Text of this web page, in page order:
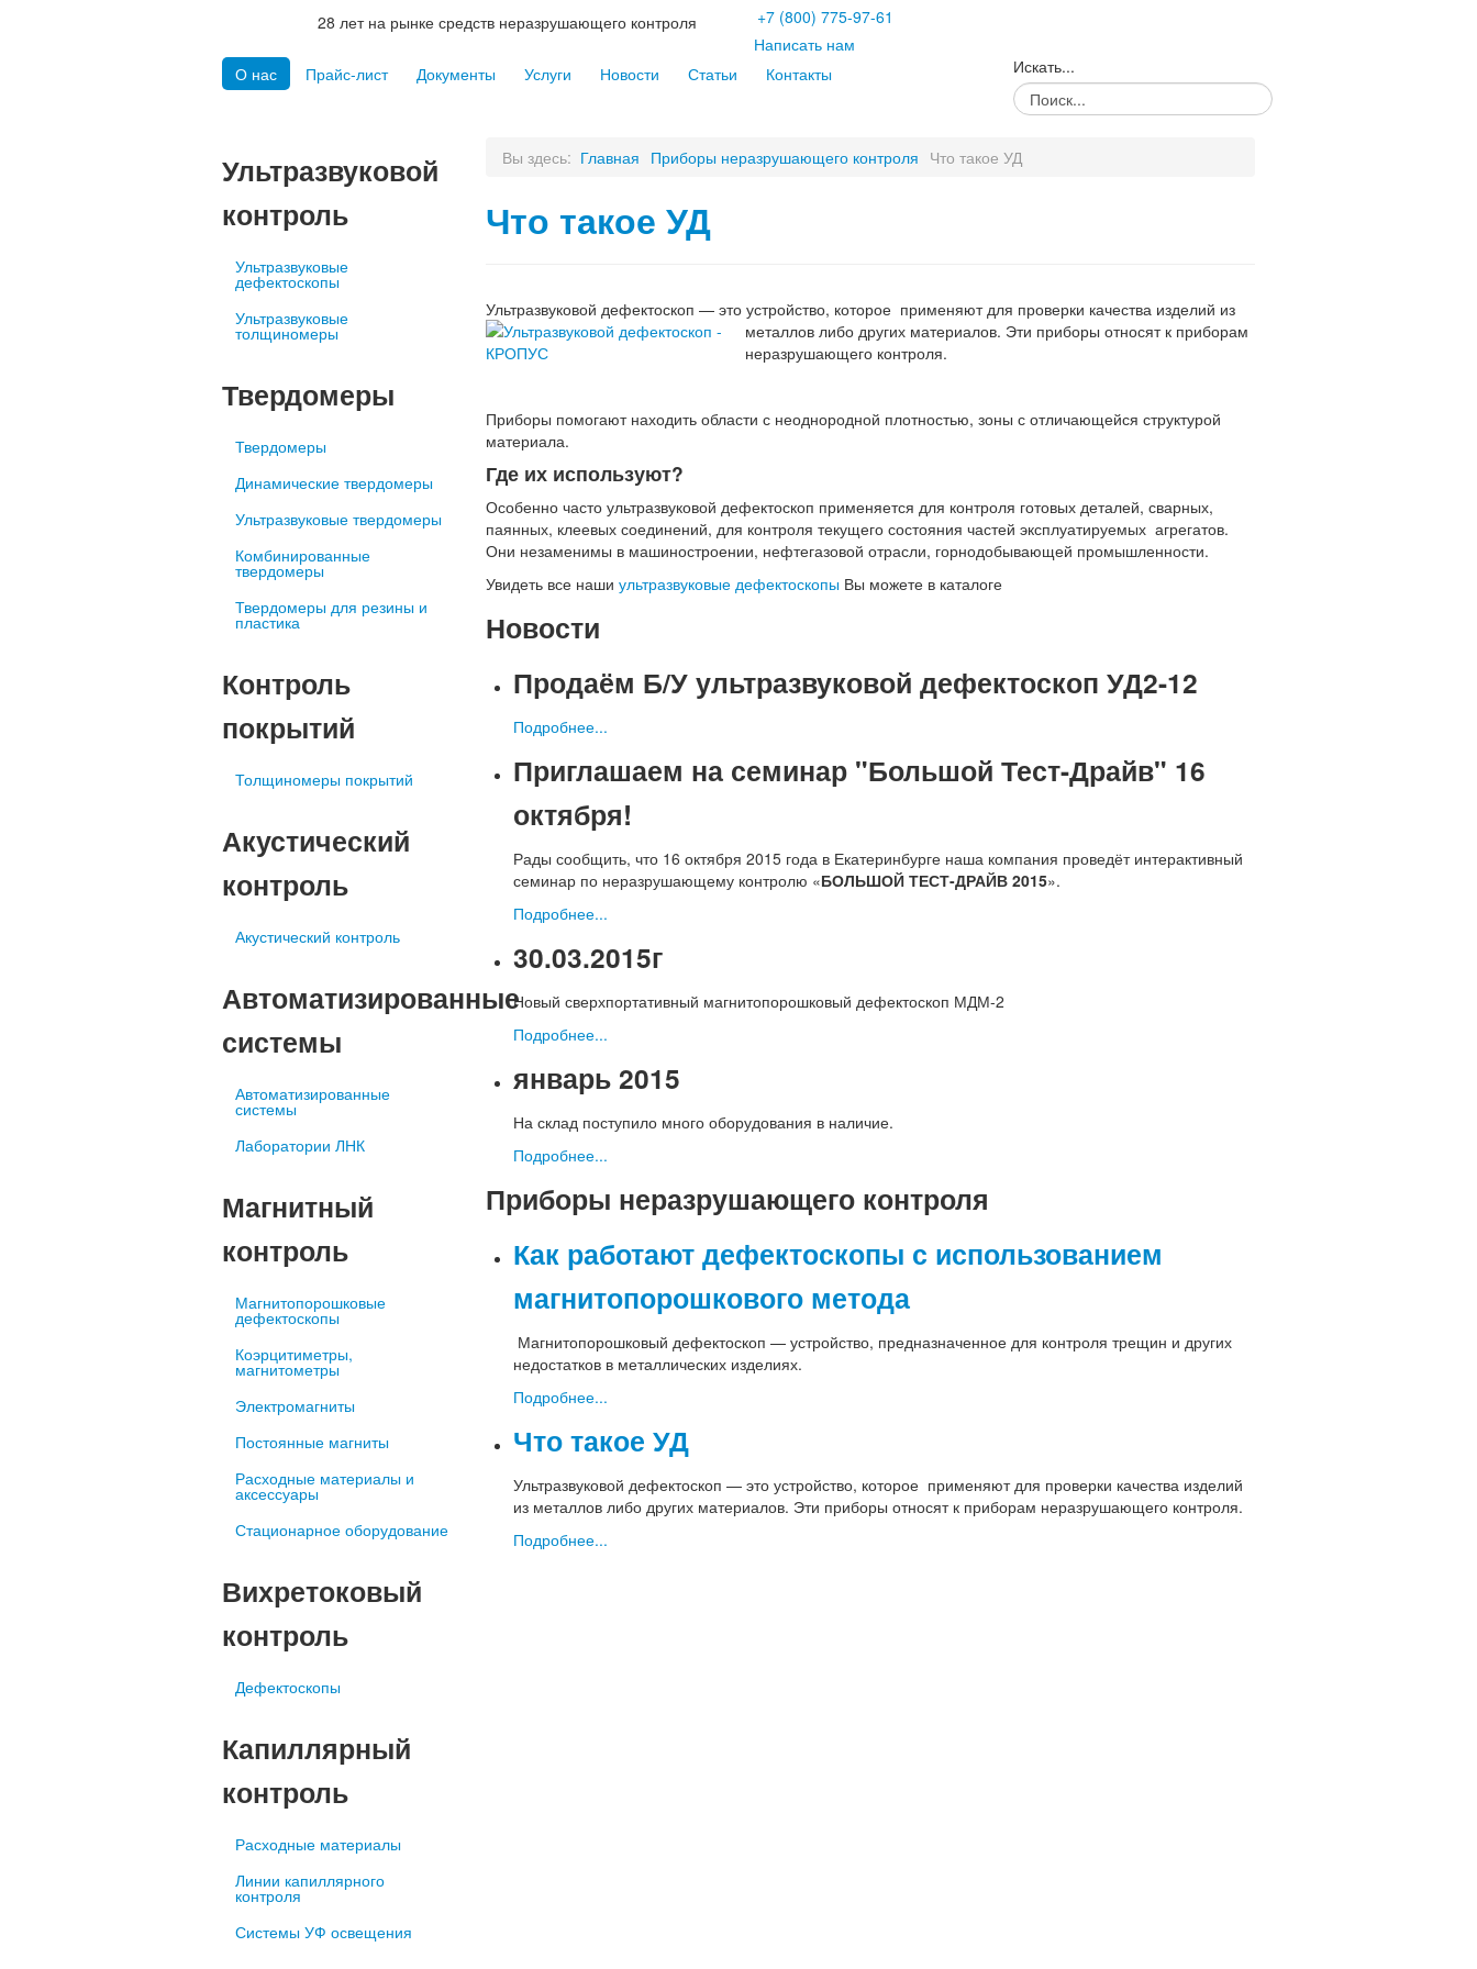
28 лет на рынке средств неразрушающего контроля +7 (800) 775-97-61
Написать нам
О нас
Прайс-лист Документы Услуги Новости Статьи Контакты Искать...
Ультразвуковой
контроль
Ультразвуковые
дефектоскопы
Ультразвуковые
толщиномеры
Твердомеры
Твердомеры
Динамические твердомеры
Ультразвуковые твердомеры
Комбинированные
твердомеры
Твердомеры для резины и
пластика
Контроль
покрытий
Толщиномеры покрытий
Акустический
контроль
Акустический контроль
Автоматизированные
системы
Автоматизированные
системы
Лаборатории ЛНК
Магнитный
контроль
Магнитопорошковые
дефектоскопы
Коэрцитиметры,
магнитометры
Электромагниты
Постоянные магниты
Расходные материалы и
аксессуары
Стационарное оборудование
Вихретоковый
контроль
Дефектоскопы
Капиллярный
контроль
Расходные материалы
Линии капиллярного
контроля
Системы УФ освещения
Вы здесь: Главная Приборы неразрушающего контроля Что такое УД
Что такое УД
Ультразвуковой дефектоскоп — это устройство, которое применяют для проверки качества изделий из
металлов либо других материалов. Эти приборы относят к приборам
неразрушающего контроля.
Приборы помогают находить области с неоднородной плотностью, зоны с отличающейся структурой
материала.
Где их используют?
Особенно часто ультразвуковой дефектоскоп применяется для контроля готовых деталей, сварных,
паянных, клеевых соединений, для контроля текущего состояния частей эксплуатируемых агрегатов.
Они незаменимы в машиностроении, нефтегазовой отрасли, горнодобывающей промышленности.
Увидеть все наши ультразвуковые дефектоскопы Вы можете в каталоге
Новости
Продаём Б/У ультразвуковой дефектоскоп УД2-12
Подробнее...
Приглашаем на семинар "Большой Тест-Драйв" 16
октября!
Рады сообщить, что 16 октября 2015 года в Екатеринбурге наша компания проведёт интерактивный
семинар по неразрушающему контролю «БОЛЬШОЙ ТЕСТ-ДРАЙВ 2015».
Подробнее...
30.03.2015г
Новый сверхпортативный магнитопорошковый дефектоскоп МДМ-2
Подробнее...
январь 2015
На склад поступило много оборудования в наличие.
Подробнее...
Приборы неразрушающего контроля
Как работают дефектоскопы с использованием
магнитопорошкового метода
Магнитопорошковый дефектоскоп — устройство, предназначенное для контроля трещин и других
недостатков в металлических изделиях.
Подробнее...
Что такое УД
Ультразвуковой дефектоскоп — это устройство, которое применяют для проверки качества изделий
из металлов либо других материалов. Эти приборы относят к приборам неразрушающего контроля.
Подробнее...